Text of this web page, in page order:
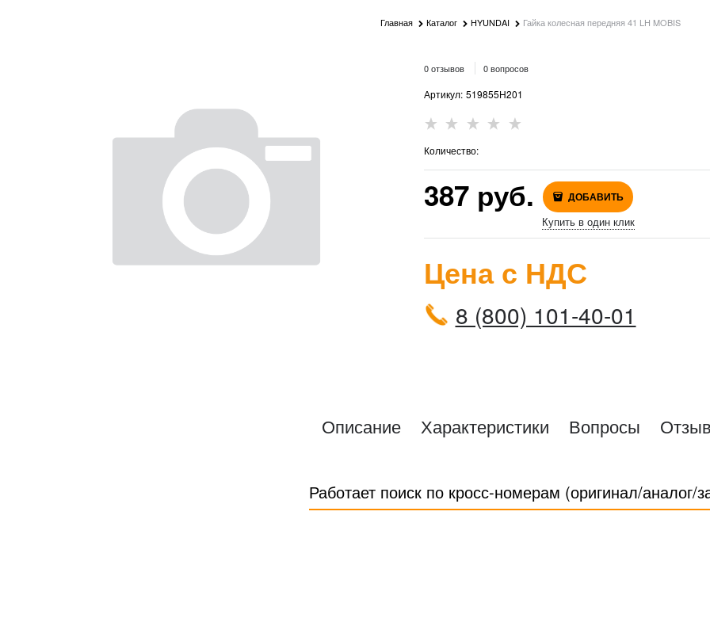
Главная Каталог HYUNDAI Гайка колесная передняя 41 LH MOBIS
0 отзывов 0 вопросов
Артикул: 519855H201
Количество:
387 руб. ДОБАВИТЬ
Купить в один клик
Цена с НДС
8 (800) 101-40-01
Описание Характеристики Вопросы
Работает поиск по кросс-номерам (оригинал/аналог/